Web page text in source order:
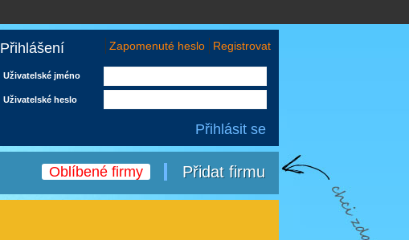
Přihlášení Registrovat
Zapomenuté heslo
Uživatelské jméno
Uživatelské heslo
Přidat firmu
Oblíbené firmy